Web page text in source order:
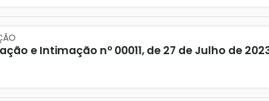
e Intimação nº 00011, de 27 de Julho de